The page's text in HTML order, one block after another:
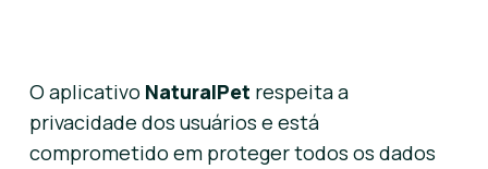
O aplicativo NaturalPet respeita a
privacidade dos usuários e está
comprometido em proteger todos os dados